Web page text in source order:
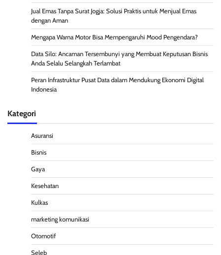
Jual Emas Tanpa Surat Jogja: Solusi Praktis untuk Menjual Emas
dengan Aman
Mengapa Warna Motor Bisa Mempengaruhi Mood Pengendara?
Data Silo: Ancaman Tersembunyi yang Membuat Keputusan Bisnis
Anda Selalu Selangkah Terlambat
Peran Infrastruktur Pusat Data dalam Mendukung Ekonomi Digital
Indonesia
Kategori
Asuransi
Bisnis
Gaya
Kesehatan
Kulkas
marketing komunikasi
Otomotif
Seleb